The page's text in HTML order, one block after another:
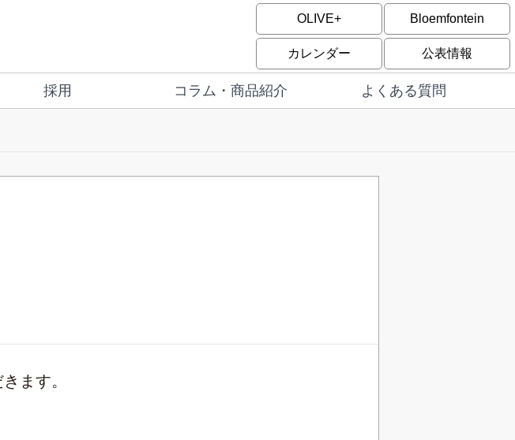
OLIVE+ Bloemfontein
カレンダー 公表情報
採用 コラム・商品紹介 よくある質問
ます。